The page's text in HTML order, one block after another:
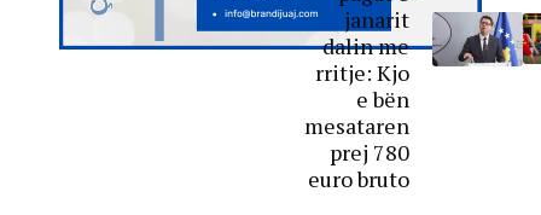
janarit
dalin me
rritje: Kjo
e bën
mesataren
prej 780
euro bruto